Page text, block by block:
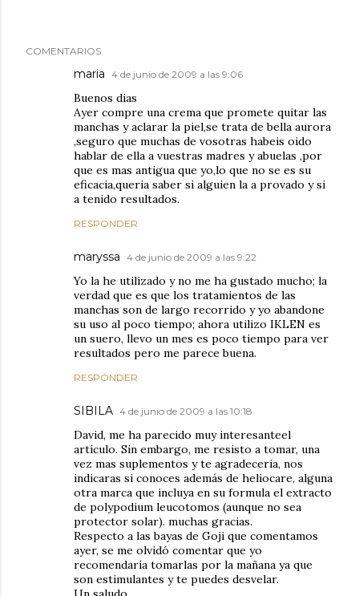
COMENTARIOS
maria 4 de junio de 2009 a las 9:06
Buenos dias
Ayer compre una crema que promete quitar las
manchas y aclarar la piel,se trata de bella aurora
,seguro que muchas de vosotras habeis oido
hablar de ella a vuestras madres y abuelas ,por
que es mas antigua que yo,lo que no se es su
eficacia,queria saber si alguien la a provado y si
a tenido resultados.
RESPONDER
maryssa 4 de junio de 2009 a las 9:22
Yo la he utilizado y no me ha gustado mucho; la
verdad que es que los tratamientos de las
manchas son de largo recorrido y yo abandone
su uso al poco tiempo; ahora utilizo IKLEN es
un suero, llevo un mes es poco tiempo para ver
resultados pero me parece buena.
RESPONDER
SIBILA 4 de junio de 2009 a las 10:18
David, me ha parecido muy interesanteel
artículo. Sin embargo, me resisto a tomar, una
vez mas suplementos y te agradeceria, nos
indicaras si conoces además de heliocare, alguna
otra marca que incluya en su formula el extracto
de polypodium leucotomos (aunque no sea
protector solar). muchas gracias.
Respecto a las bayas de Goji que comentamos
ayer, se me olvidó comentar que yo
recomendaría tomarlas por la mañana ya que
son estimulantes y te puedes desvelar.